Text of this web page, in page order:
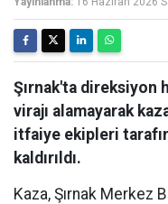
Şırnak'ta direksiyon
virajı alamayarak
itfaiye ekipleri
kaldırıldı.
Kaza, Şırnak Merkez